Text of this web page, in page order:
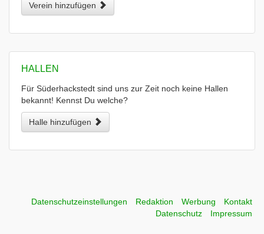
Verein hinzufügen
HALLEN
Für Süderhackstedt sind uns zur Zeit noch keine Hallen
bekannt! Kennst Du welche?
Halle hinzufügen
Datenschutzeinstellungen Redaktion Werbung
Kontakt
Datenschutz
Impressum